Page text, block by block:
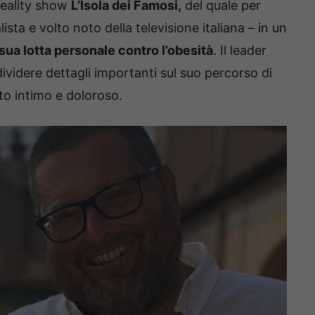
show L’Isola dei Famosi, del quale per
e volto noto della televisione italiana – in un
lotta personale contro l’obesità. Il leader
dettagli importanti sul suo percorso di
intimo e doloroso.